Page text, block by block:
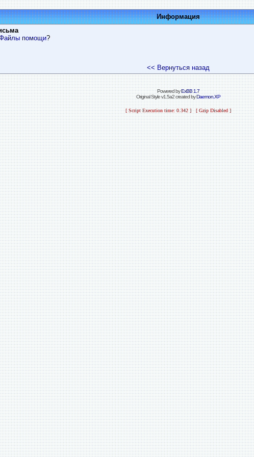
Информация
помощи?
<< Вернуться назад
Powered byExBB 1.7
Original Style v1.5a2 created byDaemon.XP
[ Script Execution time: 0.342 ] [ Gzip Disabled ]